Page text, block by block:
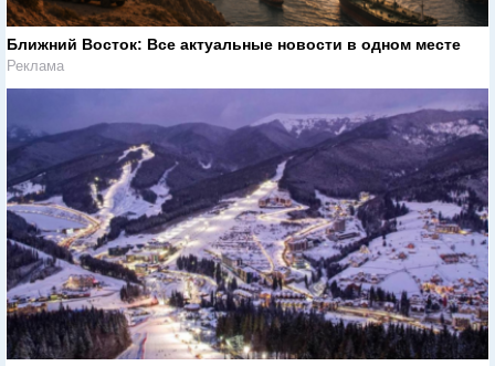
Ближний Восток: Все актуальные новости в одном месте
Реклама